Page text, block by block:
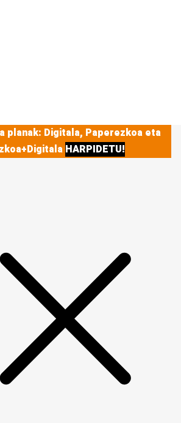
planak: Digitala, Paperezkoa eta
HARPIDETU!